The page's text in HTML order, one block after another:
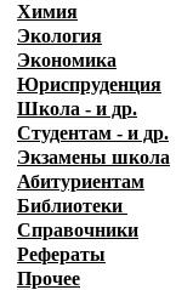
Химия
Экология
Экономика
Юриспруденция
Школа - и др.
Студентам - и др.
Экзамены школа
Абитуриентам
Библиотеки
Справочники
Рефераты
Прочее